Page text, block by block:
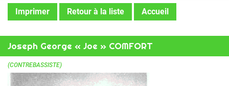
Imprimer Retour à la liste Accueil
Joseph George « Joe » COMFORT
(CONTREBASSISTE)